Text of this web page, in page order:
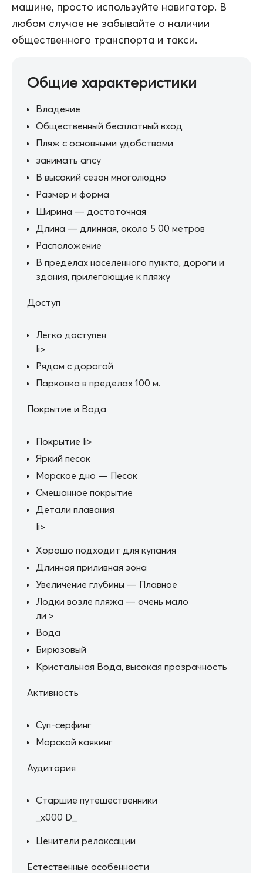
машине, просто используйте навигатор. В
любом случае не забывайте о наличии
общественного транспорта и такси.
Общие характеристики
Владение
Общественный бесплатный вход
Пляж с основными удобствами
занимать ancy
В высокий сезон многолюдно
Размер и форма
Ширина — достаточная
Длина — длинная, около 5 00 метров
Расположение
В пределах населенного пункта, дороги и
здания, прилегающие к пляжу
Доступ
Легко доступен
li>
Рядом с дорогой
Парковка в пределах 100 м.
Покрытие и Вода
Покрытие li>
Яркий песок
Морское дно — Песок
Смешанное покрытие
Детали плавания
li>
Хорошо подходит для купания
Длинная приливная зона
Увеличение глубины — Плавное
Лодки возле пляжа — очень мало
ли >
Вода
Бирюзовый
Кристальная Вода, высокая прозрачность
Активность
Суп-серфинг
Морской каякинг
Аудитория
Старшие путешественники
_x000 D_
Ценители релаксации
Естественные особенности